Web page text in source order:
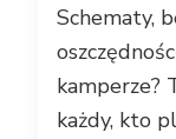
Schematy,
kamperze?
każdy, kto